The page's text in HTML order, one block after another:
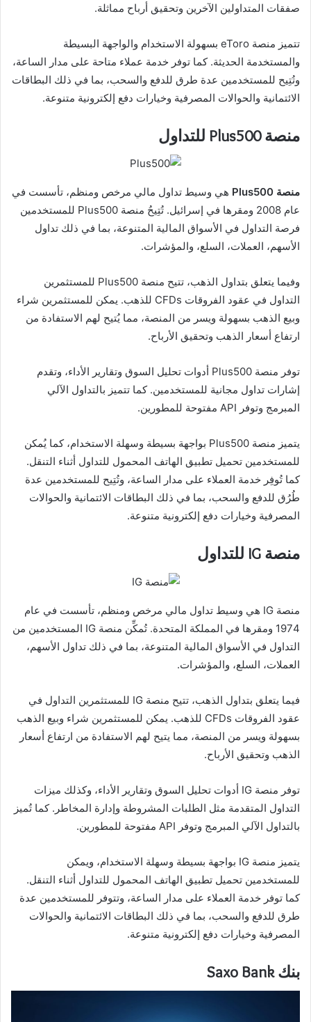
صفقات المتداولين الآخرين وتحقيق أرباح مماثلة.
تتميز منصة eToro بسهولة الاستخدام والواجهة البسيطة
والمستخدمة الحديثة. كما توفر خدمة عملاء متاحة على مدار الساعة،
وتُتِيح للمستخدمين عدة طرق للدفع والسحب، بما في ذلك البطاقات
الائتمانية والحوالات المصرفية وخيارات دفع إلكترونية متنوعة.
منصة Plus500 للتداول
منصة Plus500
هي وسيط تداول مالي مرخص ومنظم، تأسست في
عام 2008 ومقرها في إسرائيل. تُتِيحُ منصة Plus500 للمستخدمين
فرصة التداول في الأسواق المالية المتنوعة، بما في ذلك تداول
الأسهم، العملات، السلع، والمؤشرات.
وفيما يتعلق بتداول الذهب، تتيح منصة Plus500 للمستثمرين
التداول في عقود الفروقات CFDs للذهب. يمكن للمستثمرين شراء
وبيع الذهب بسهولة ويسر من المنصة، مما يُتيح لهم الاستفادة من
ارتفاع أسعار الذهب وتحقيق الأرباح.
توفر منصة Plus500 أدوات تحليل السوق وتقارير الأداء، وتقدم
إشارات تداول مجانية للمستخدمين. كما تتميز بالتداول الآلي
المبرمج وتوفر API مفتوحة للمطورين.
يتميز منصة Plus500 بواجهة بسيطة وسهلة الاستخدام، كما يُمكن
للمستخدمين تحميل تطبيق الهاتف المحمول للتداول أثناء التنقل.
كما تُوفِر خدمة العملاء على مدار الساعة، وتُتِيح للمستخدمين عدة
طُرُق للدفع والسحب، بما في ذلك البطاقات الائتمانية والحوالات
المصرفية وخيارات دفع إلكترونية متنوعة.
منصة IG للتداول
منصة IG هي وسيط تداول مالي مرخص ومنظم، تأسست في عام
1974 ومقرها في المملكة المتحدة. تُمكِّن منصة IG المستخدمين من
التداول في الأسواق المالية المتنوعة، بما في ذلك تداول الأسهم،
العملات، السلع، والمؤشرات.
فيما يتعلق بتداول الذهب، تتيح منصة IG للمستثمرين التداول في
عقود الفروقات CFDs للذهب. يمكن للمستثمرين شراء وبيع الذهب
بسهولة ويسر من المنصة، مما يتيح لهم الاستفادة من ارتفاع أسعار
الذهب وتحقيق الأرباح.
توفر منصة IG أدوات تحليل السوق وتقارير الأداء، وكذلك ميزات
التداول المتقدمة مثل الطلبات المشروطة وإدارة المخاطر. كما تُميز
بالتداول الآلي المبرمج وتوفر API مفتوحة للمطورين.
يتميز منصة IG بواجهة بسيطة وسهلة الاستخدام، ويمكن
للمستخدمين تحميل تطبيق الهاتف المحمول للتداول أثناء التنقل.
كما توفر خدمة العملاء على مدار الساعة، وتتوفر للمستخدمين عدة
طرق للدفع والسحب، بما في ذلك البطاقات الائتمانية والحوالات
المصرفية وخيارات دفع إلكترونية متنوعة.
بنك Saxo Bank